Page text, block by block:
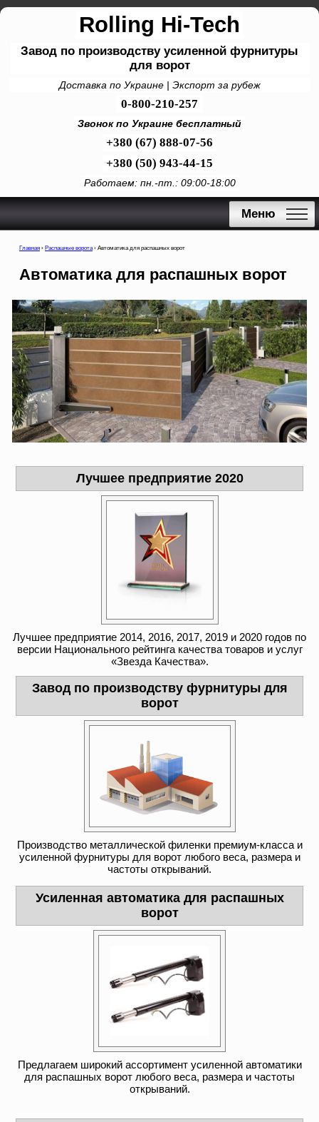
Rolling Hi-Tech
Завод по производству усиленной фурнитуры
для ворот
Доставка по Украине | Экспорт за рубеж
0-800-210-257
Звонок по Украине бесплатный
+380 (67) 888-07-56
+380 (50) 943-44-15
Работаем: пн.-пт.: 09:00-18:00
Меню
Главная › Распашные ворота › Автоматика для распашных ворот
Автоматика для распашных ворот
Лучшее предприятие 2020
Лучшее предприятие 2014, 2016, 2017, 2019 и 2020 годов по
версии Национального рейтинга качества товаров и услуг
«Звезда Качества».
Завод по производству фурнитуры для
ворот
Производство металлической филенки премиум-класса и
усиленной фурнитуры для ворот любого веса, размера и
частоты открываний.
Усиленная автоматика для распашных
ворот
Предлагаем широкий ассортимент усиленной автоматики
для распашных ворот любого веса, размера и частоты
открываний.